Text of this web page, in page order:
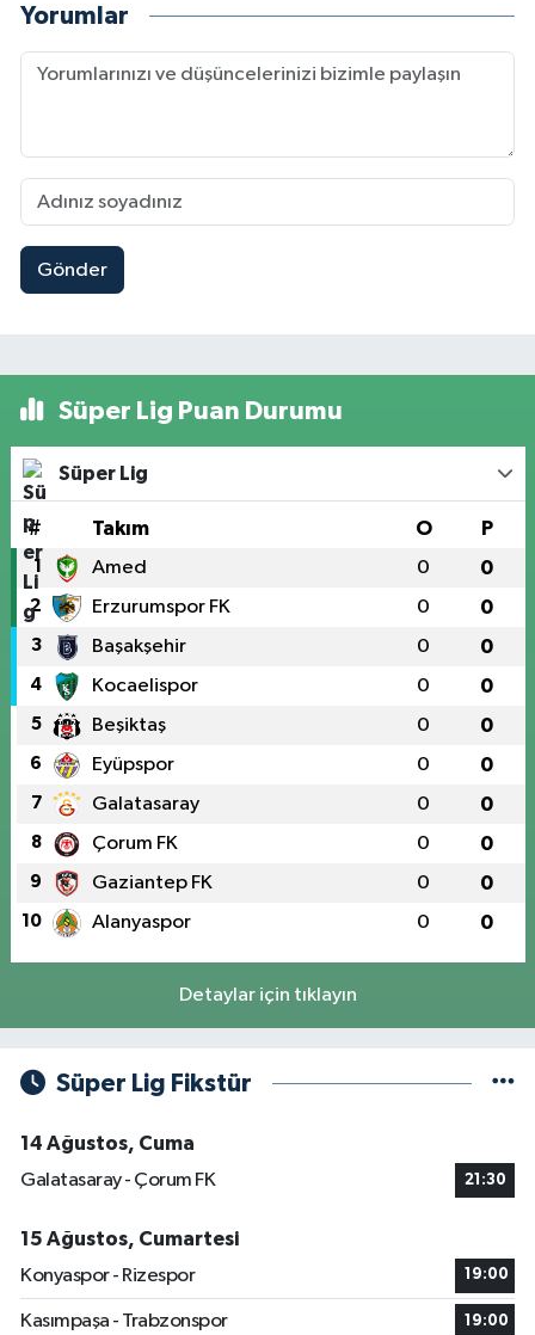
Yorumlar
Gönder
Süper Lig Puan Durumu
Süper Lig
# Takım O P
1 Amed 0 0
2 Erzurumspor FK 0 0
3 Başakşehir 0 0
4 Kocaelispor 0 0
5 Beşiktaş 0 0
6 Eyüpspor 0 0
7 Galatasaray 0 0
8 Çorum FK 0 0
9 Gaziantep FK 0 0
10 Alanyaspor 0 0
Detaylar için tıklayın
Süper Lig Fikstür
14 Ağustos, Cuma
Galatasaray - Çorum FK
21:30
15 Ağustos, Cumartesi
Konyaspor - Rizespor
19:00
Kasımpaşa - Trabzonspor 19:00